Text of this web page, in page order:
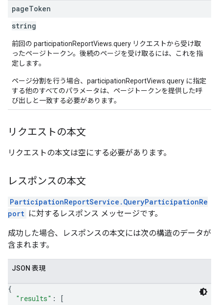
pageToken
string
前回の participationReportViews.query リクエストから受け取
ったページトークン。後続のページを受け取るには、これを指
定します。
ページ分割を行う場合、participationReportViews.query に指定
する他のすべてのパラメータは、ページトークンを提供した呼
び出しと一致する必要があります。
リクエストの本文
リクエストの本文は空にする必要があります。
レスポンスの本文
ParticipationReportService.QueryParticipationRe
port に対するレスポンス メッセージです。
成功した場合、レスポンスの本文には次の構造のデータが
含まれます。
JSON 表現
{
"results" :
[